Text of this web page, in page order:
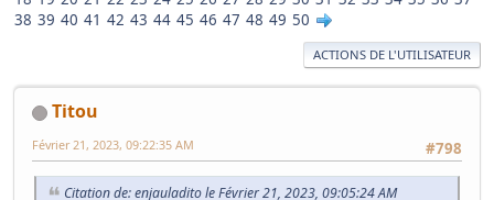
38 39 40 41 42 43 44 45 46 47 48 49 50
ACTIONS DE L'UTILISATEUR
Titou
#798
Février 21, 2023, 09:22:35 AM
Citation de: enjauladito le Février 21, 2023, 09:05:24 AM